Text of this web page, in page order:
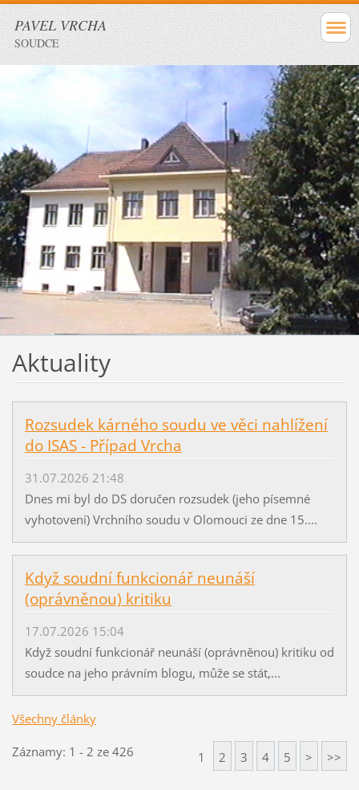
PAVEL VRCHA
SOUDCE
Aktuality
Rozsudek kárného soudu ve věci nahlížení
do ISAS - Případ Vrcha
31.07.2026 21:48
Dnes mi byl do DS doručen rozsudek (jeho písemné
vyhotovení) Vrchního soudu v Olomouci ze dne 15....
Když soudní funkcionář neunáší
(oprávněnou) kritiku
17.07.2026 15:04
Když soudní funkcionář neunáší (oprávněnou) kritiku od
soudce na jeho právním blogu, může se stát,...
Všechny články
Záznamy: 1 - 2 ze 426 1 2 3 4 5 > >>